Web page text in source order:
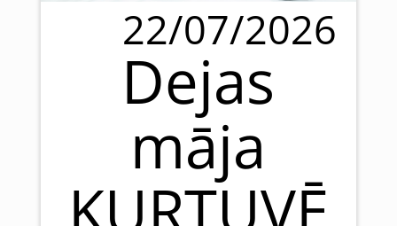
22/07/2026
Dejas
māja